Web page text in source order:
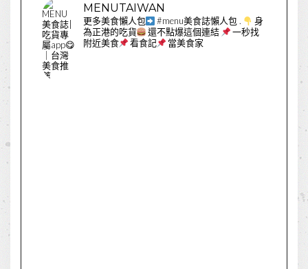
MENUTAIWAN
更多美食懶人包 #menu美食誌懶人包.
身
為正港的吃貨
還不點爆這個連結
一秒找
附近美食
看食記 當美食家